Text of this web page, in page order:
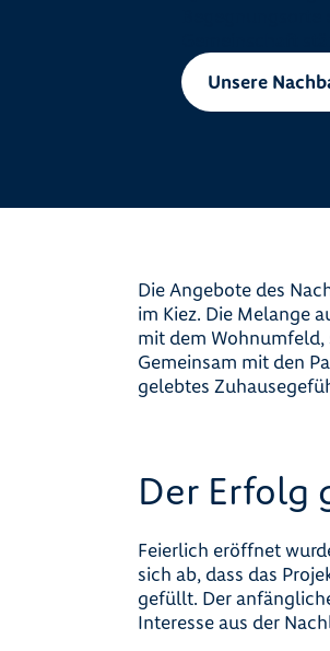
Unsere
Die Angebote des
im Kiez. Die Melange
mit dem
Gemeinsam mit den
gelebtes
Der Erfolg
Feierlich eröffnet
sich ab, dass das
gefüllt. Der
Interesse aus der